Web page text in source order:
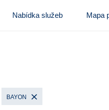
Nabídka služeb Mapa
BAYON